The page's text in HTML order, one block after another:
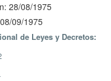
28/08/1975
09/1975
de Leyes y Decretos: